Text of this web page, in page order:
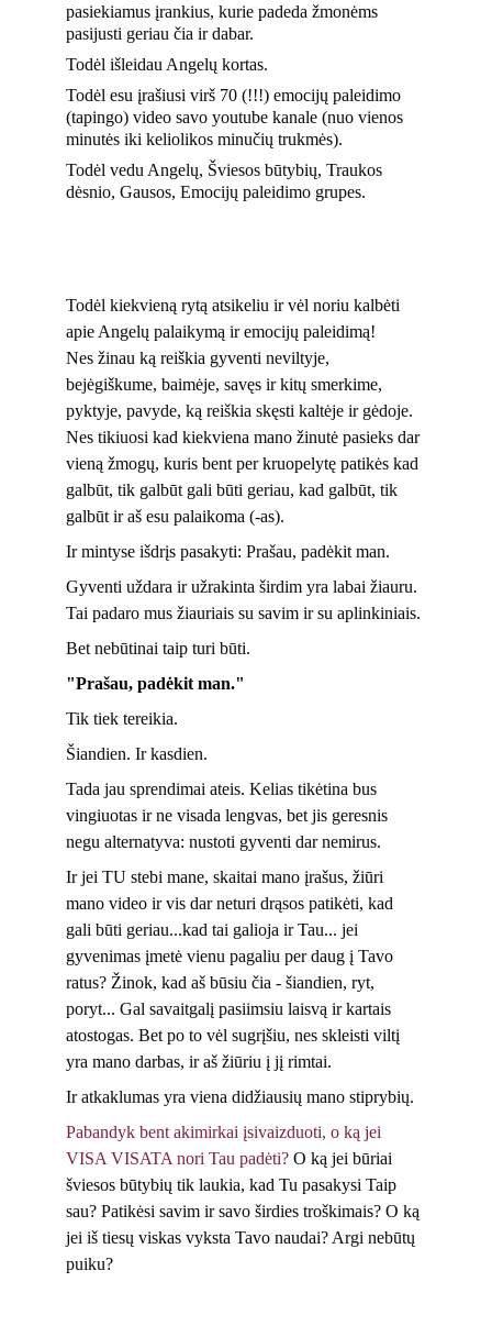
pasiekiamus įrankius, kurie padeda žmonėms
pasijusti geriau čia ir dabar.
Todėl išleidau Angelų kortas.
Todėl esu įrašiusi virš 70 (!!!) emocijų paleidimo
(tapingo) video savo youtube kanale (nuo vienos
minutės iki keliolikos minučių trukmės).
Todėl vedu Angelų, Šviesos būtybių, Traukos
dėsnio, Gausos, Emocijų paleidimo grupes.
Todėl kiekvieną rytą atsikeliu ir vėl noriu kalbėti
apie Angelų palaikymą ir emocijų paleidimą!
Nes žinau ką reiškia gyventi neviltyje,
bejėgiškume, baimėje, savęs ir kitų smerkime,
pyktyje, pavyde, ką reiškia skęsti kaltėje ir gėdoje.
Nes tikiuosi kad kiekviena mano žinutė pasieks dar
vieną žmogų, kuris bent per kruopelytę patikės kad
galbūt, tik galbūt gali būti geriau, kad galbūt, tik
galbūt ir aš esu palaikoma (-as).
Ir mintyse išdrįs pasakyti: Prašau, padėkit man.
Gyventi uždara ir užrakinta širdim yra labai žiauru.
Tai padaro mus žiauriais su savim ir su aplinkiniais.
Bet nebūtinai taip turi būti.
"Prašau, padėkit man."
Tik tiek tereikia.
Šiandien. Ir kasdien.
Tada jau sprendimai ateis. Kelias tikėtina bus
vingiuotas ir ne visada lengvas, bet jis geresnis
negu alternatyva: nustoti gyventi dar nemirus.
Ir jei TU stebi mane, skaitai mano įrašus, žiūri
mano video ir vis dar neturi drąsos patikėti, kad
gali būti geriau...kad tai galioja ir Tau... jei
gyvenimas įmetė vienu pagaliu per daug į Tavo
ratus? Žinok, kad aš būsiu čia - šiandien, ryt,
poryt... Gal savaitgalį pasiimsiu laisvą ir kartais
atostogas. Bet po to vėl sugrįšiu, nes skleisti viltį
yra mano darbas, ir aš žiūriu į jį rimtai.
Ir atkaklumas yra viena didžiausių mano stiprybių.
Pabandyk bent akimirkai įsivaizduoti, o ką jei
VISA VISATA nori Tau padėti? O ką jei būriai
šviesos būtybių tik laukia, kad Tu pasakysi Taip
sau? Patikėsi savim ir savo širdies troškimais? O ką
jei iš tiesų viskas vyksta Tavo naudai? Argi nebūtų
puiku?